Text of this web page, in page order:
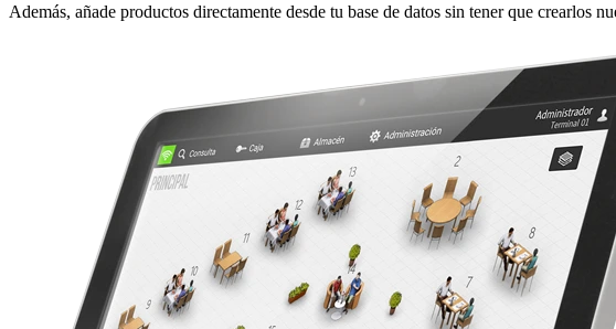
Además, añade productos directamente desde tu base de datos sin tener que crearlos